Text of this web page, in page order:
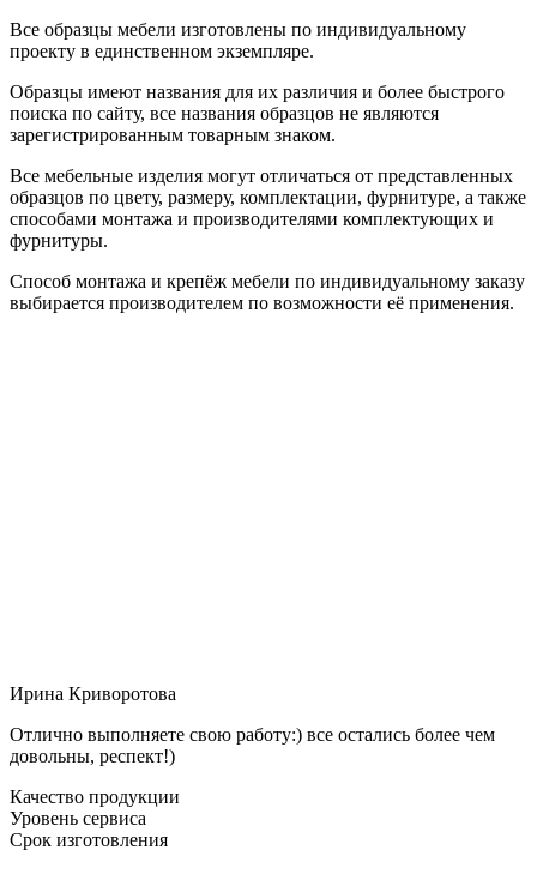
Все образцы мебели изготовлены по индивидуальному
проекту в единственном экземпляре.
Образцы имеют названия для их различия и более быстрого
поиска по сайту, все названия образцов не являются
зарегистрированным товарным знаком.
Все мебельные изделия могут отличаться от представленных
образцов по цвету, размеру, комплектации, фурнитуре, а также
способами монтажа и производителями комплектующих и
фурнитуры.
Способ монтажа и крепёж мебели по индивидуальному заказу
выбирается производителем по возможности её применения.
Ирина Криворотова
Отлично выполняете свою работу:) все остались более чем
довольны, респект!)
Качество продукции
Уровень сервиса
Срок изготовления